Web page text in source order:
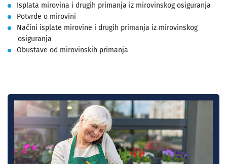
Isplata mirovina i drugih primanja iz mirovinskog osiguranja
Potvrde o mirovini
Načini isplate mirovine i drugih primanja iz mirovinskog
osiguranja
Obustave od mirovinskih primanja